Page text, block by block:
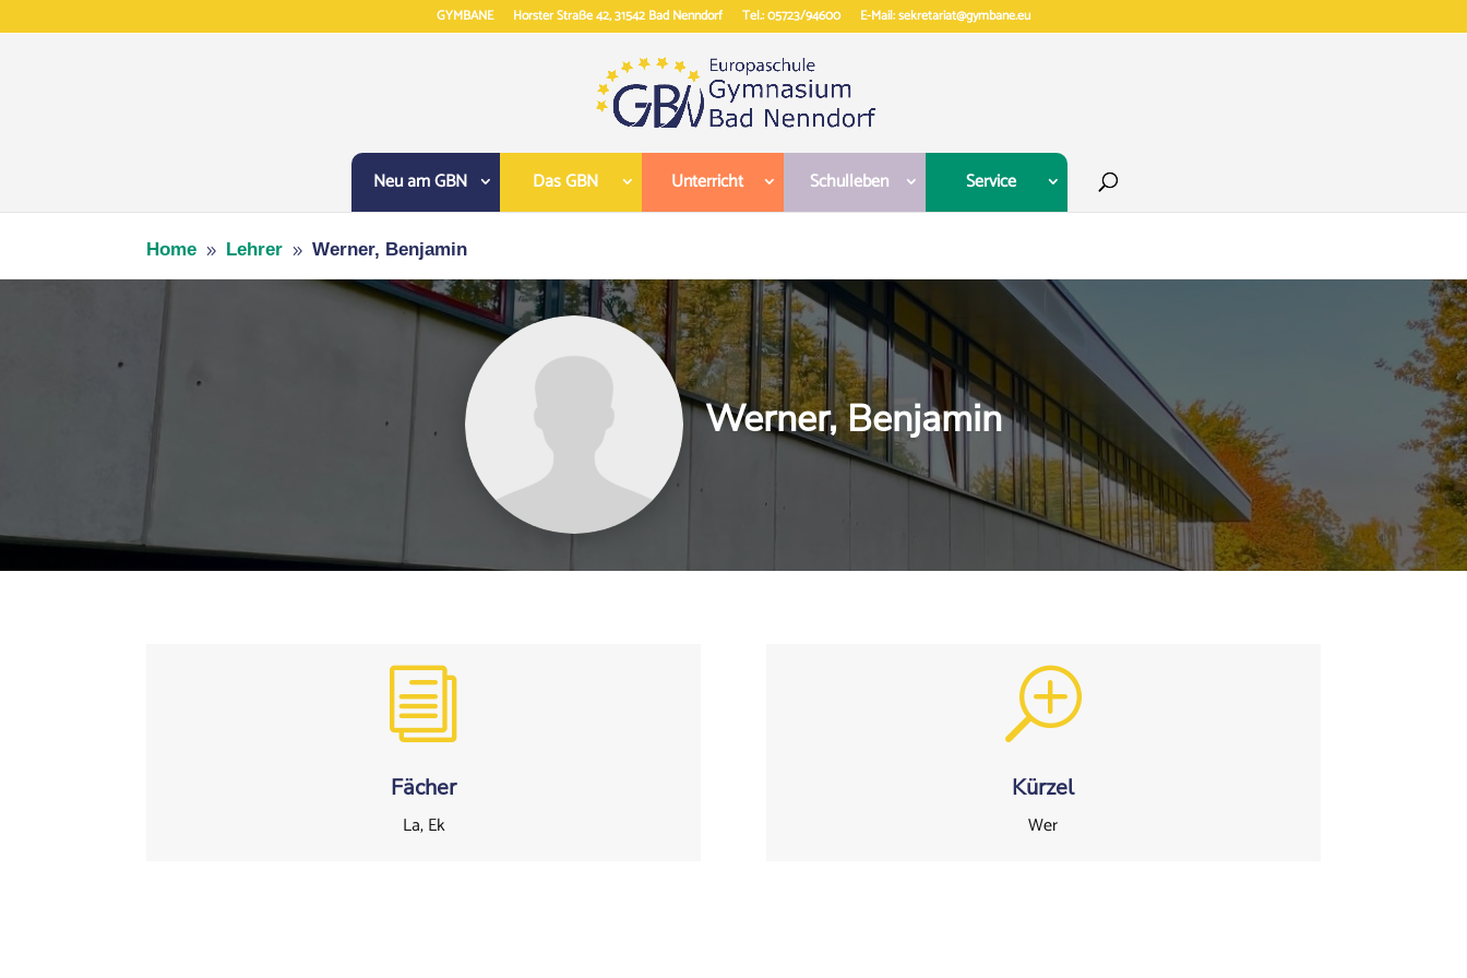
GYMBANE Horster Straße 42, 31542 Bad Nenndorf Tel.: 05723/94600 E-Mail: sekretariat@gymbane.eu
Neu am GBN Das GBN Unterricht Schulleben Service
Home 9 Lehrer 9 Werner, Benjamin
Werner, Benjamin
i
Fächer
La, Ek
T
Kürzel
Wer